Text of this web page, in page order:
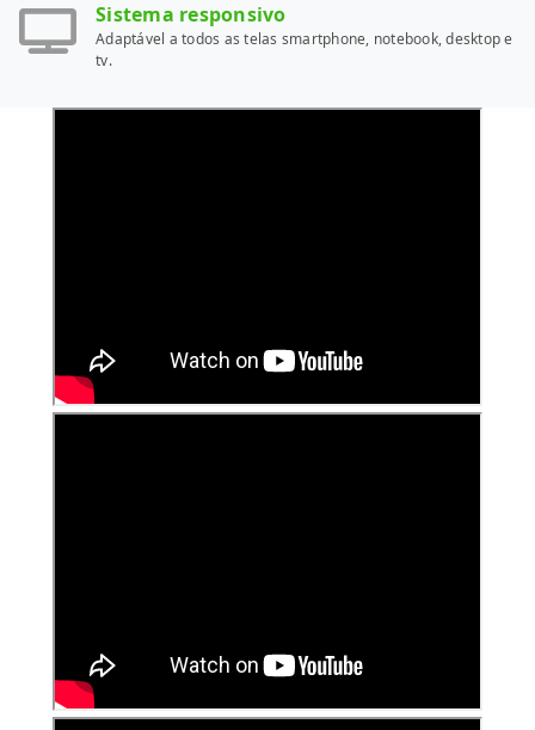
Sistema responsivo
Adaptável a todos as telas smartphone, notebook, desktop e
tv.